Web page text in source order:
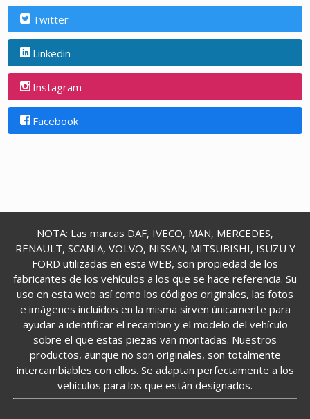
Twitter
Linkedin
Instagram
Facebook
NOTA: Las marcas DAF, IVECO, MAN, MERCEDES,
RENAULT, SCANIA, VOLVO, NISSAN, MITSUBISHI, ISUZU Y
FORD utilizadas en esta WEB, son propiedad de los
fabricantes de los vehículos a los que se hace referencia. Su
uso en esta web así como los códigos originales, las fotos
e imágenes incluidos en la misma sirven únicamente para
ayudar a identificar el recambio y el modelo del vehículo
sobre el que estas piezas van montadas. Nuestros
productos, aunque no son originales, son totalmente
intercambiables con ellos. Se adaptan perfectamente a los
vehículos para los que están designados.